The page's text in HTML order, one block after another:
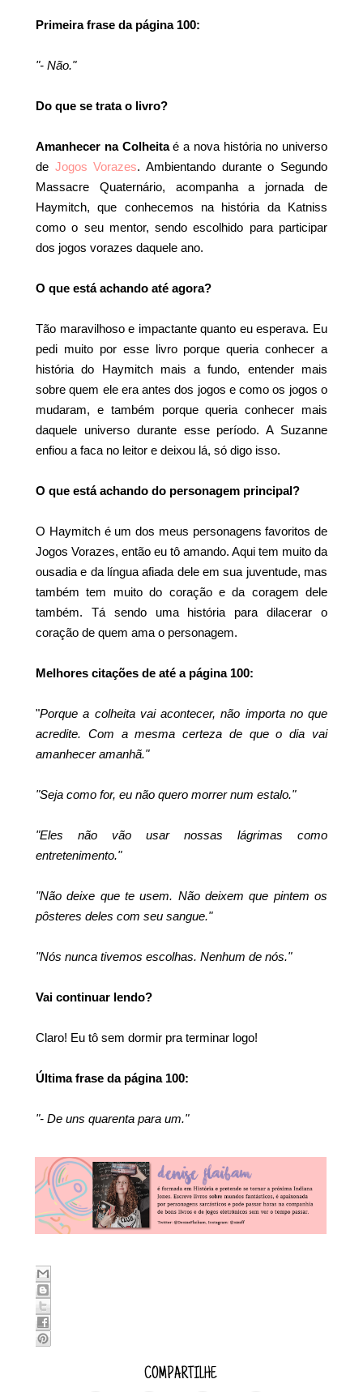
Primeira frase da página 100:
"- Não."
Do que se trata o livro?
Amanhecer na Colheitaé a nova história no universo
de Jogos Vorazes. Ambientando durante o Segundo
Massacre Quaternário, acompanha a jornada de
Haymitch, que conhecemos na história da Katniss
como o seu mentor, sendo escolhido para participar
dos jogos vorazes daquele ano.
O que está achando até agora?
Tão maravilhoso e impactante quanto eu esperava. Eu
pedi muito por esse livro porque queria conhecer a
história do Haymitch mais a fundo, entender mais
sobre quem ele era antes dos jogos e como os jogos o
mudaram, e também porque queria conhecer mais
daquele universo durante esse período. A Suzanne
enfiou a faca no leitor e deixou lá, só digo isso.
O que está achando do personagem principal?
O Haymitch é um dos meus personagens favoritos de
Jogos Vorazes, então eu tô amando. Aqui tem muito da
ousadia e da língua afiada dele em sua juventude, mas
também tem muito do coração e da coragem dele
também. Tá sendo uma história para dilacerar o
coração de quem ama o personagem.
Melhores citações de até a página 100:
"Porque a colheita vai acontecer, não importa no que
acredite. Com a mesma certeza de que o dia vai
amanhecer amanhã."
"Seja como for, eu não quero morrer num estalo."
"Eles não vão usar nossas lágrimas como
entretenimento."
"Não deixe que te usem. Não deixem que pintem os
pôsteres deles com seu sangue."
"Nós nunca tivemos escolhas. Nenhum de nós."
Vai continuar lendo?
Claro! Eu tô sem dormir pra terminar logo!
Última frase da página 100:
"- De uns quarenta para um."
COMPARTILHE